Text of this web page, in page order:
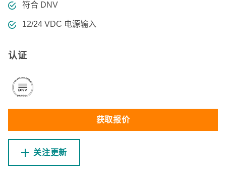
符合 DNV
12/24 VDC 电源输入
认证
获取报价
关注更新